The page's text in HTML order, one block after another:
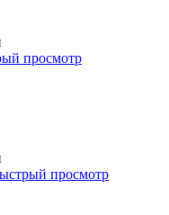
просмотр
просмотр